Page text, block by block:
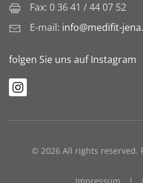
Fax: 0 36 41 / 44 07 52
E-mail: info@medifit-
folgen Sie uns auf Instagram
© 2026 All rights reserved.